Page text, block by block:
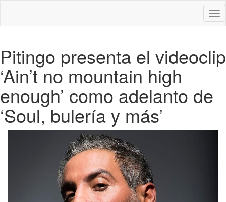
Pitingo presenta el videoclip
‘Ain’t no mountain high
enough’ como adelanto de
‘Soul, bulería y más’